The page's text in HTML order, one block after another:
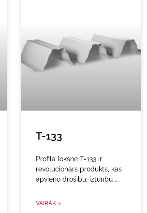
T-133
Profila loksne T-133 ir
revolucionārs produkts, kas
apvieno drošību, izturību
VAIRĀK »